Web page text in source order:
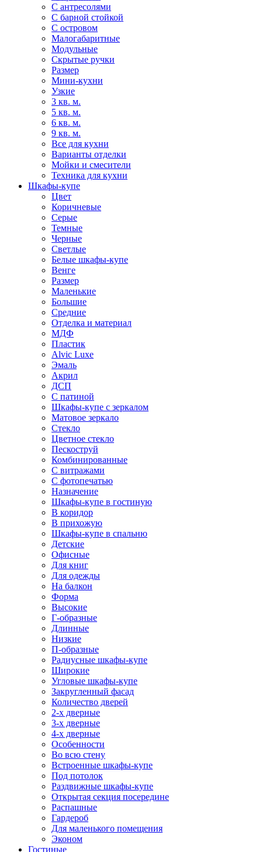
С антресолями
С барной стойкой
С островом
Малогабаритные
Модульные
Скрытые ручки
Размер
Мини-кухни
Узкие
3 кв. м.
5 кв. м.
6 кв. м.
9 кв. м.
Все для кухни
Варианты отделки
Мойки и смесители
Техника для кухни
Шкафы-купе
Цвет
Коричневые
Серые
Темные
Черные
Светлые
Белые шкафы-купе
Венге
Размер
Маленькие
Большие
Средние
Отделка и материал
МДФ
Пластик
Alvic Luxe
Эмаль
Акрил
ДСП
С патиной
Шкафы-купе с зеркалом
Матовое зеркало
Стекло
Цветное стекло
Пескоструй
Комбинированные
С витражами
С фотопечатью
Назначение
Шкафы-купе в гостиную
В коридор
В прихожую
Шкафы-купе в спальню
Детские
Офисные
Для книг
Для одежды
На балкон
Форма
Высокие
Г-образные
Длинные
Низкие
П-образные
Радиусные шкафы-купе
Широкие
Угловые шкафы-купе
Закругленный фасад
Количество дверей
2-х дверные
3-х дверные
4-х дверные
Особенности
Во всю стену
Встроенные шкафы-купе
Под потолок
Раздвижные шкафы-купе
Открытая секция посередине
Распашные
Гардероб
Для маленького помещения
Эконом
Гостиные